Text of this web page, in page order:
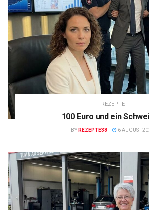
REZEPTE
100 Euro und ein
BY REZEPTE38 6 AUGUST